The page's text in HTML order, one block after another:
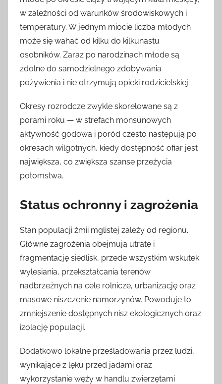
w zależności od warunków środowiskowych i
temperatury. W jednym miocie liczba młodych
może się wahać od kilku do kilkunastu
osobników. Zaraz po narodzinach młode są
zdolne do samodzielnego zdobywania
pożywienia i nie otrzymują opieki rodzicielskiej.
Okresy rozrodcze zwykle skorelowane są z
porami roku — w strefach monsunowych
aktywność godowa i poród często następują po
okresach wilgotnych, kiedy dostępność ofiar jest
największa, co zwiększa szanse przeżycia
potomstwa.
Status ochronny i zagrożenia
Stan populacji żmii mglistej zależy od regionu.
Główne zagrożenia obejmują utratę i
fragmentację siedlisk, przede wszystkim wskutek
wylesiania, przekształcania terenów
nadbrzeżnych na cele rolnicze, urbanizację oraz
masowe niszczenie namorzynów. Powoduje to
zmniejszenie dostępnych nisz ekologicznych oraz
izolację populacji.
Dodatkowo lokalne prześladowania przez ludzi,
wynikające z lęku przed jadami oraz
wykorzystanie węży w handlu zwierzętami